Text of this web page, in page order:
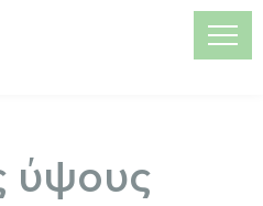
ύψους